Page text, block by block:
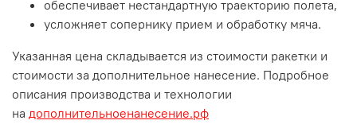
обеспечивает нестандартную траекторию полета,
усложняет сопернику прием и обработку мяча.
Указанная цена складывается из стоимости ракетки и
стоимости за дополнительное нанесение. Подробное
описания производства и технологии
на дополнительноенанесение.рф